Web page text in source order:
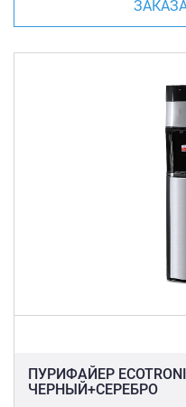
ПУРИФАЙЕР
ЧЕРНЫЙ+СЕРЕБРО